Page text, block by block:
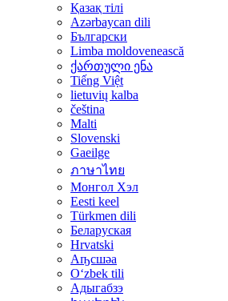
Қазақ тілі
Azərbaycan dili
Български
Limba moldovenească
ქართული ენა
Tiếng Việt
lietuvių kalba
čeština
Malti
Slovenski
Gaeilge
ภาษาไทย
Монгол Хэл
Eesti keel
Türkmen dili
Беларуская
Hrvatski
Аҧсшәа
Oʻzbek tili
Адыгабзэ